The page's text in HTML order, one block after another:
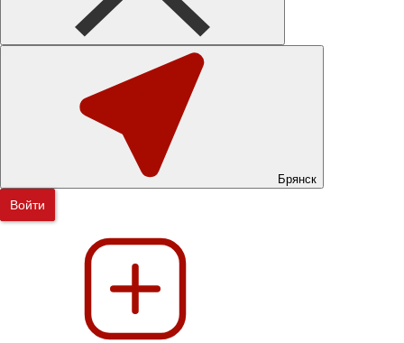
Брянск
Войти